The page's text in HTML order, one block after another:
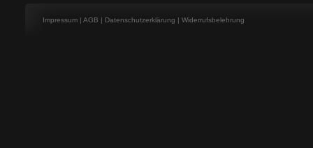
Impressum | AGB | Datenschutzerklärung | Widerrufsbelehrung